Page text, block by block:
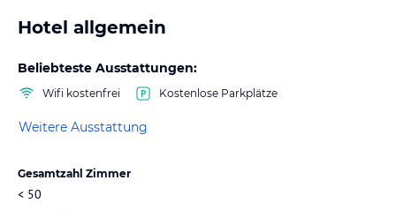
Hotel allgemein
Beliebteste Ausstattungen:
Wifi kostenfrei Kostenlose Parkplätze
Weitere Ausstattung
Gesamtzahl Zimmer
< 50